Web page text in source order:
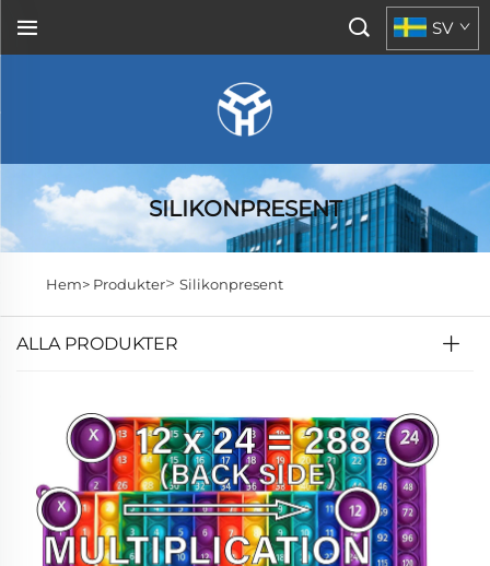
SV
SILIKONPRESENT
Hem> Produkter> Silikonpresent
ALLA PRODUKTER